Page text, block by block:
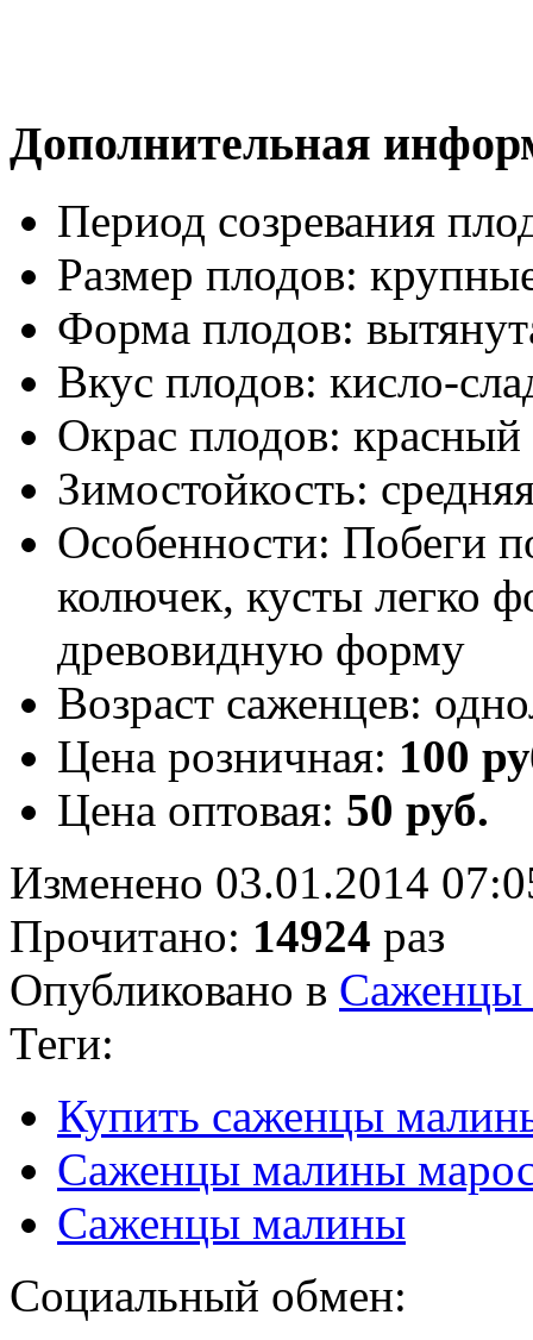
Дополнительная
Период созревания
Размер плодов:
Форма плодов:
Вкус плодов: кисло-
Окрас плодов: красный
Зимостойкость:
Особенности: Побеги
колючек, кусты легко
древовидную форму
Возраст саженцев:
Цена розничная: 100
Цена оптовая: 50 руб.
Изменено 03.01.2014
Прочитано: 14924 раз
Опубликовано в
Теги:
Купить саженцы
Саженцы малины
Саженцы малины
Социальный обмен: